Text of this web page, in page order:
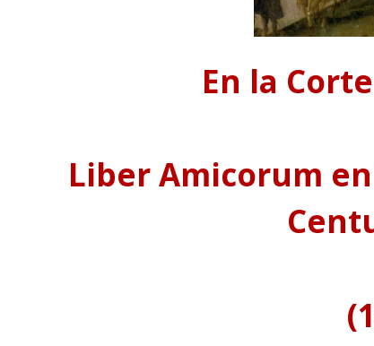
En la
Liber Amicorum